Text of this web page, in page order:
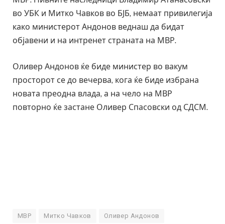
во УБК и Митко Чавков во БЈБ, немаат привилегија
како министерот Андонов веднаш да бидат
објавени и на интренет страната на МВР.
Оливер Андонов ќе биде министер во вакум
просторот се до вечерва, кога ќе биде избрана
новата преодна влада, а на чело на МВР
повторно ќе застане Оливер Спасовски од СДСМ.
МВР Митко Чавков Оливер Андонов